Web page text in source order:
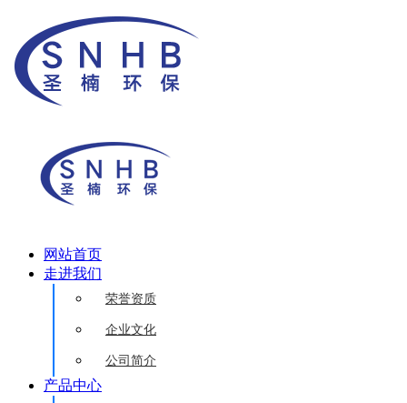
网站首页
走进我们
荣誉资质
企业文化
公司简介
产品中心